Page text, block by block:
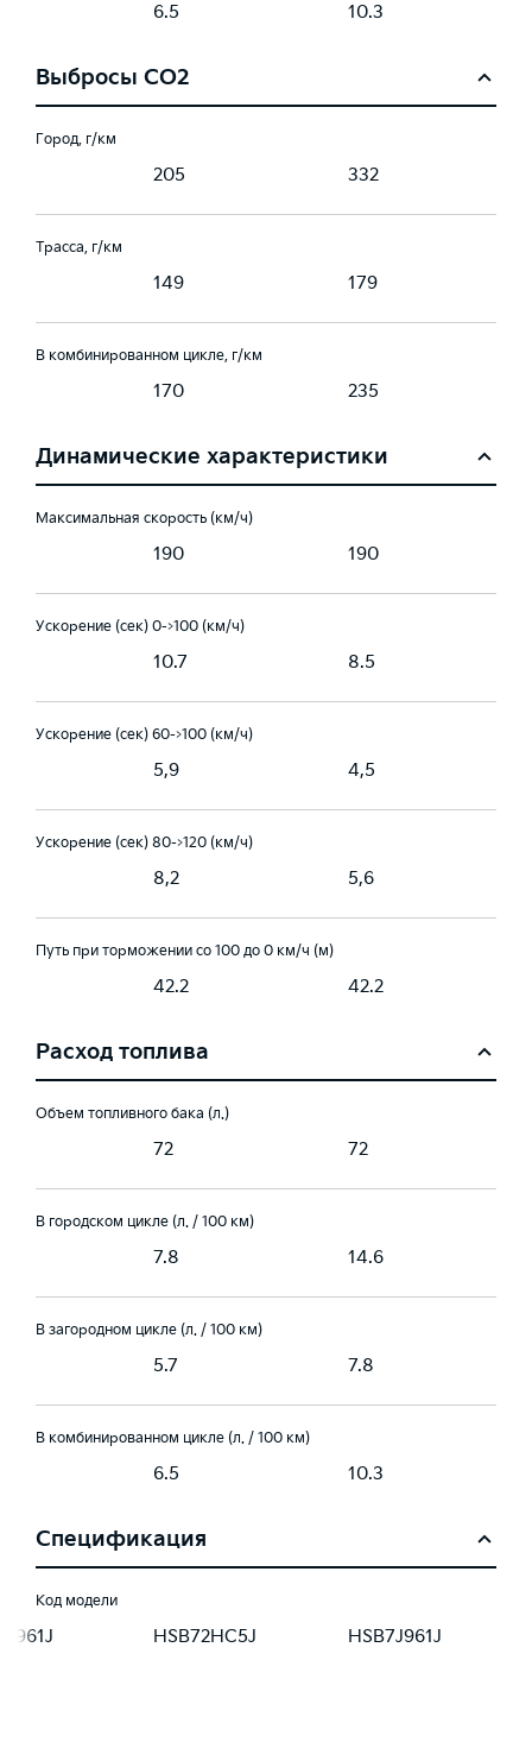
6.5 10.3
Выбросы CO2
Город, г/км
205 332
Трасса, г/км
149 179
В комбинированном цикле, г/км
170 235
Динамические характеристики
Максимальная скорость (км/ч)
190 190
Ускорение (сек) 0->100 (км/ч)
10.7 8.5
Ускорение (сек) 60->100 (км/ч)
5,9 4,5
Ускорение (сек) 80->120 (км/ч)
8,2 5,6
Путь при торможении со 100 до 0 км/ч (м)
42.2 42.2
Расход топлива
Объем топливного бака (л.)
72 72
В городском цикле (л. / 100 км)
7.8 14.6
В загородном цикле (л. / 100 км)
5.7 7.8
В комбинированном цикле (л. / 100 км)
6.5 10.3
Спецификация
Код модели
HSB72HC5J HSB7J961J